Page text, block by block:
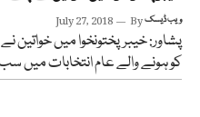
July 27, 2018 Byویب ڈیسک
کو ہونے والے عام انتخابات